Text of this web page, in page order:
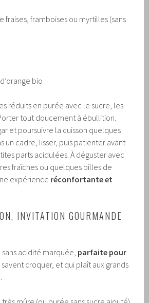
fraises, framboises ou myrtilles (sans
bio
réduits en purée avec le sucre, les
tout doucement à ébullition.
et poursuivre la cuisson quelques
un cadre, lisser, puis patienter avant
parts acidulées. À déguster avec
fraîches ou quelques billes de
expérience réconfortante et
INVITATION GOURMANDE
acidité marquée, parfaite pour
savent croquer, et qui plaît aux grands